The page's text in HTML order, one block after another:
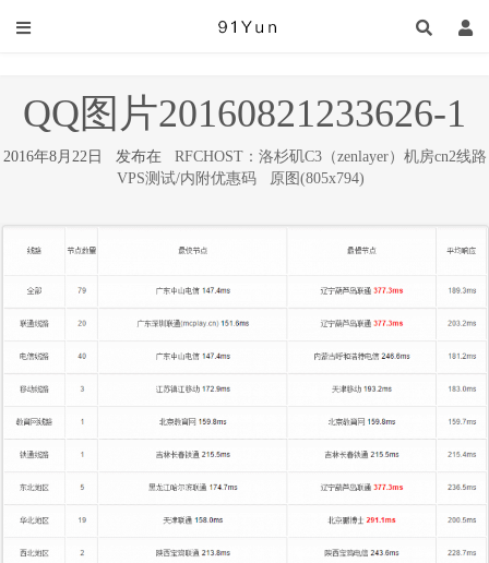
QQ图片20160821233626-1
2016年8月22日 发布在 RFCHOST：洛杉矶C3（zenlayer）机房cn2线路
VPS测试/内附优惠码
原图(805x794)